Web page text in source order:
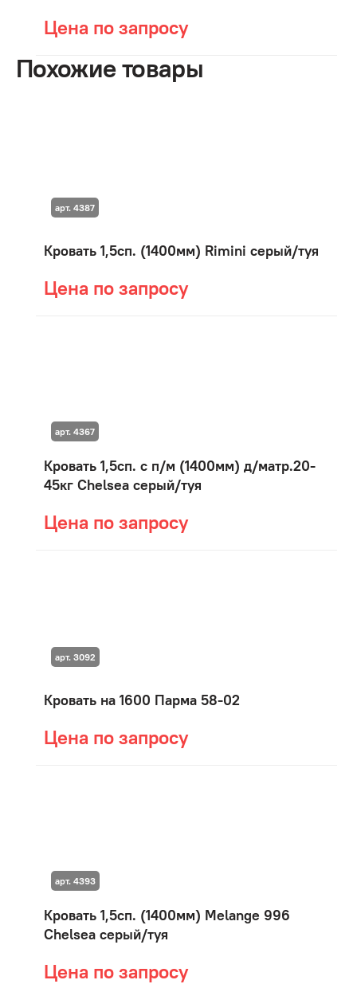
Цена по запросу
Похожие товары
Кровать 1,5сп. (1400мм) Rimini серый/туя
Цена по запросу
арт. 4387
Кровать 1,5сп. с п/м (1400мм) д/матр.20-
45кг Chelsea серый/туя
Цена по запросу
арт. 4367
Кровать на 1600 Парма 58-02
Цена по запросу
арт. 3092
Кровать 1,5сп. (1400мм) Мelange 996
Chelsea серый/туя
Цена по запросу
арт. 4393